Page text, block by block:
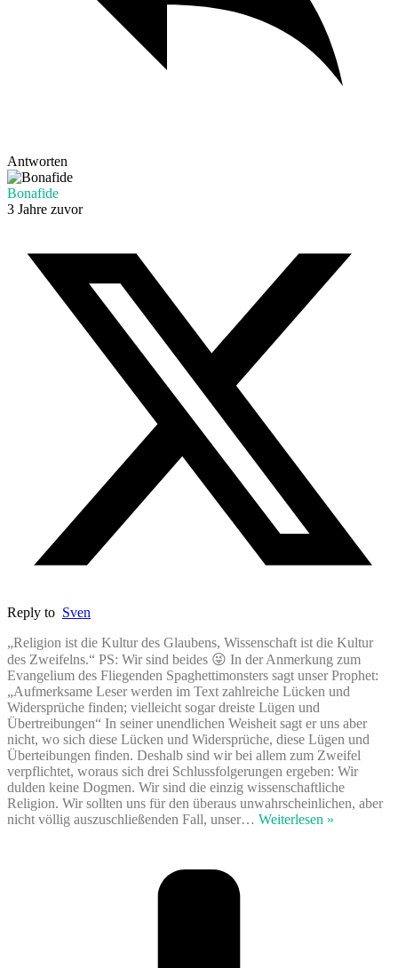
Antworten
Bonafide
3 Jahre zuvor
Reply to Sven
„Religion ist die Kultur des Glaubens, Wissenschaft ist die Kultur
des Zweifelns.“ PS: Wir sind beides 😜 In der Anmerkung zum
Evangelium des Fliegenden Spaghettimonsters sagt unser Prophet:
„Aufmerksame Leser werden im Text zahlreiche Lücken und
Widersprüche finden; vielleicht sogar dreiste Lügen und
Übertreibungen“ In seiner unendlichen Weisheit sagt er uns aber
nicht, wo sich diese Lücken und Widersprüche, diese Lügen und
Überteibungen finden. Deshalb sind wir bei allem zum Zweifel
verpflichtet, woraus sich drei Schlussfolgerungen ergeben: Wir
dulden keine Dogmen. Wir sind die einzig wissenschaftliche
Religion. Wir sollten uns für den überaus unwahrscheinlichen, aber
nicht völlig auszuschließenden Fall, unser… Weiterlesen »